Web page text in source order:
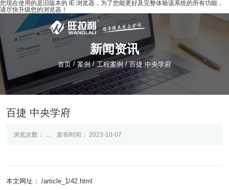
您现在使用的是旧版本的 IE 浏览器，为了您能更好及完整体验该系统的所有功能，
请尽快升级您的浏览器！
新闻资讯
首页 / 案例 /工程案例 /百捷 中央学府
百捷 中央学府
浏览次数： 发布时间： 2023-10-07
本文网址： /article_1/42.html